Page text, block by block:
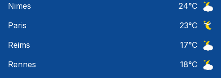
Nimes
24°C
Paris
23°C
Reims
17°C
Rennes
18°C